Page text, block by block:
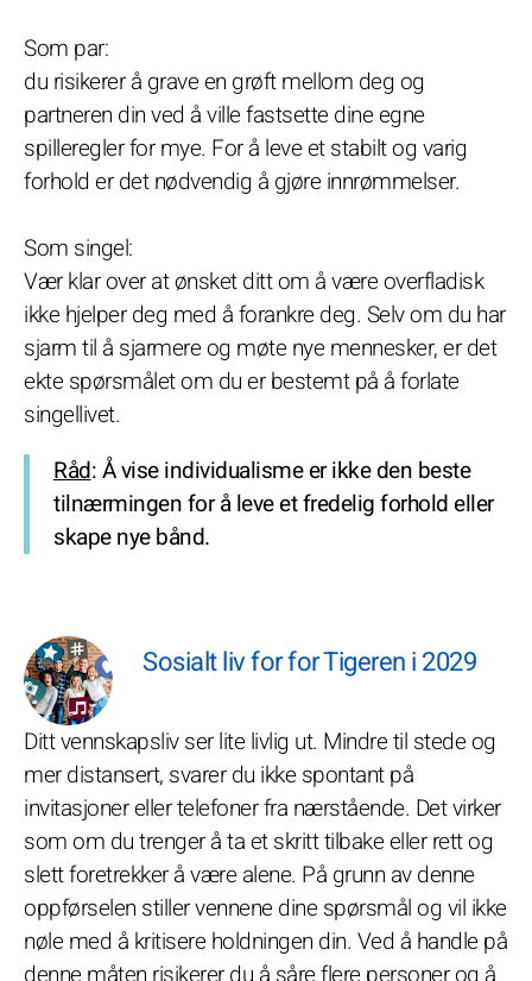
Som par:
du risikerer å grave en grøft mellom deg og
partneren din ved å ville fastsette dine egne
spilleregler for mye. For å leve et stabilt og varig
forhold er det nødvendig å gjøre innrømmelser.
Som singel:
Vær klar over at ønsket ditt om å være overfladisk
ikke hjelper deg med å forankre deg. Selv om du har
sjarm til å sjarmere og møte nye mennesker, er det
ekte spørsmålet om du er bestemt på å forlate
singellivet.
Råd: Å vise individualisme er ikke den beste
tilnærmingen for å leve et fredelig forhold eller
skape nye bånd.
Sosialt liv for for Tigeren i 2029
Ditt vennskapsliv ser lite livlig ut. Mindre til stede og
mer distansert, svarer du ikke spontant på
invitasjoner eller telefoner fra nærstående. Det virker
som om du trenger å ta et skritt tilbake eller rett og
slett foretrekker å være alene. På grunn av denne
oppførselen stiller vennene dine spørsmål og vil ikke
nøle med å kritisere holdningen din. Ved å handle på